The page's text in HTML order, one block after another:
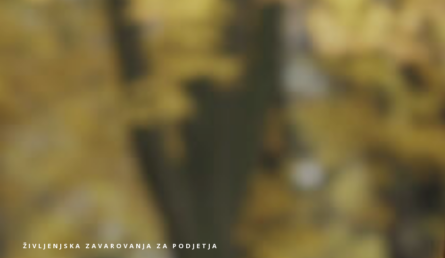
ŽIVLJENJSKA ZAVAROVANJA ZA PODJETJA